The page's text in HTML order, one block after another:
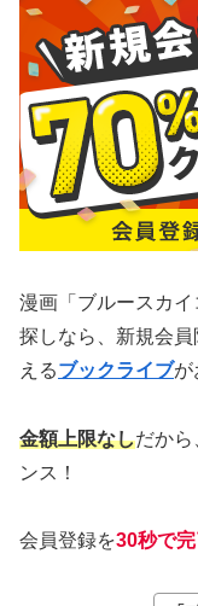
漫画「ブルースカ
探しなら、新規会員
えるブックライブが
金額上限なしだか
ンス！
会員登録を30秒で完